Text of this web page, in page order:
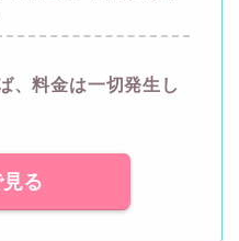
、料金は一切発生し
る